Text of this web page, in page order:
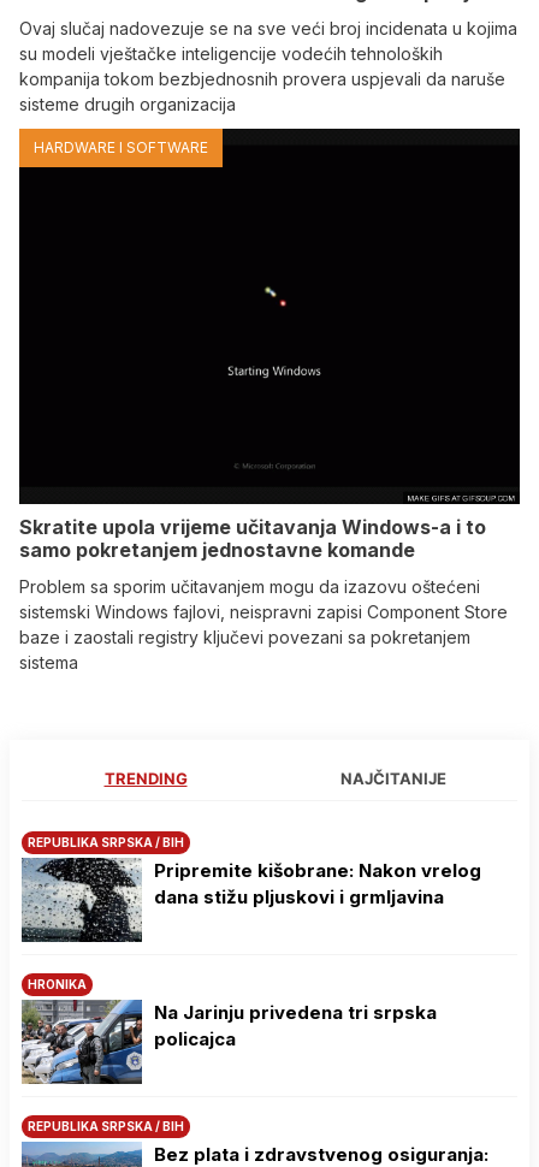
Ovaj slučaj nadovezuje se na sve veći broj incidenata u kojima
su modeli vještačke inteligencije vodećih tehnoloških
kompanija tokom bezbjednosnih provera uspjevali da naruše
sisteme drugih organizacija
HARDWARE I SOFTWARE
Skratite upola vrijeme učitavanja Windows-a i to
samo pokretanjem jednostavne komande
Problem sa sporim učitavanjem mogu da izazovu oštećeni
sistemski Windows fajlovi, neispravni zapisi Component Store
baze i zaostali registry ključevi povezani sa pokretanjem
sistema
TRENDING NAJČITANIJE
REPUBLIKA SRPSKA / BIH
Pripremite kišobrane: Nakon vrelog
dana stižu pljuskovi i grmljavina
HRONIKA
Na Јarinju privedena tri srpska
policajca
REPUBLIKA SRPSKA / BIH
Bez plata i zdravstvenog osiguranja: